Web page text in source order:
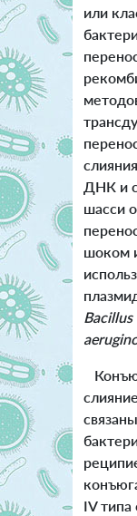
или
ДНК и
шасси
шоком
IV типа